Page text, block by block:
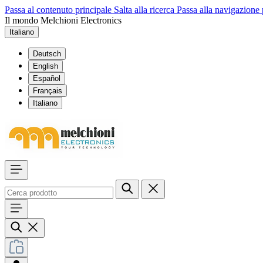
Passa al contenuto principale Salta alla ricerca Passa alla
Il mondo Melchioni Electronics
Italiano
Deutsch
English
Español
Français
Italiano